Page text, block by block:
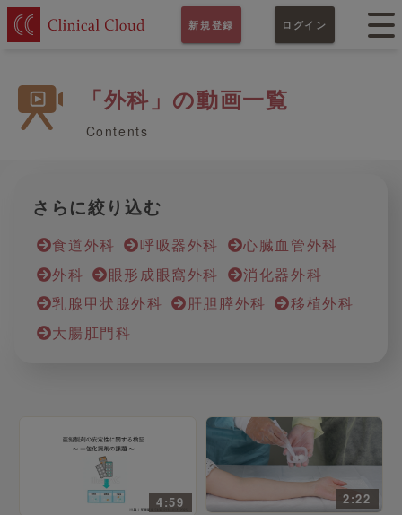
新規登録 ログイン
「外科」の動画一覧
Contents
さらに絞り込む
食道外科 呼吸器外科
心臓血管外科
外科
眼形成眼窩外科
消化器外科
乳腺甲状腺外科
肝胆膵外科
移植外科
大腸肛門科
4:59
2:22